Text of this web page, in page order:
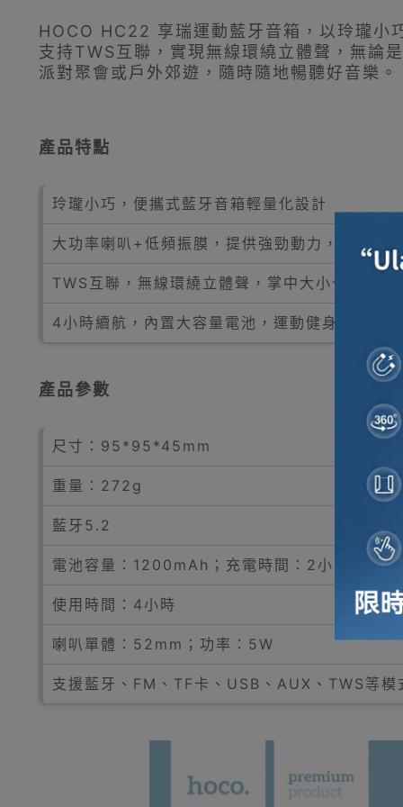
HOCO HC22 享瑞運動藍牙音箱，以玲瓏小
支持TWS互聯，實現無線環繞立體聲，無論
派對聚會或戶外郊遊，隨時隨地暢聽好音樂。
產品特點
玲瓏小巧，便攜式藍牙音箱輕量化設計
大功率喇叭+低頻振膜，提供強勁動力，震撼音
TWS互聯，無線環繞立體聲，掌中大小也有大
4小時續航，內置大容量電池，運動健身、派對
產品參數
尺寸：95*95*45mm
重量：272g
藍牙5.2
電池容量：1200mAh；充電時間：2小時
使用時間：4小時
喇叭單體：52mm；功率：5W
支援藍牙、FM、TF卡、USB、AUX、TWS等模